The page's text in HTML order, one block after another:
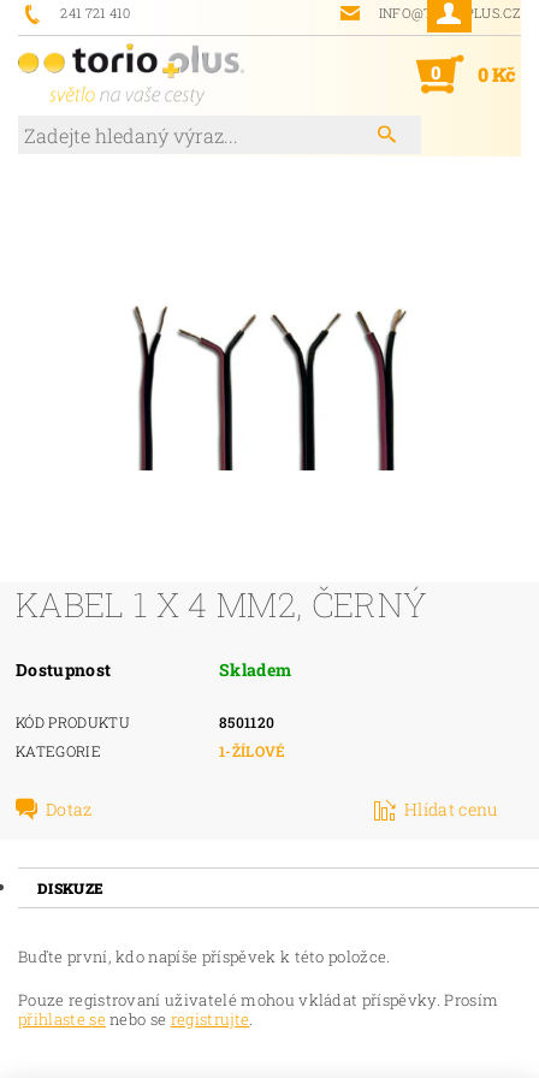
241 721 410 INFO@TORIOPLUS.CZ
0 0 Kč
KABEL 1 X 4 MM2, ČERNÝ
Dostupnost Skladem
KÓD PRODUKTU
8501120
KATEGORIE
1-ŽÍLOVÉ
Dotaz Hlídat cenu
DISKUZE
Buďte první, kdo napíše příspěvek k této položce.
Pouze registrovaní uživatelé mohou vkládat příspěvky. Prosím
přihlaste senebo se registrujte.